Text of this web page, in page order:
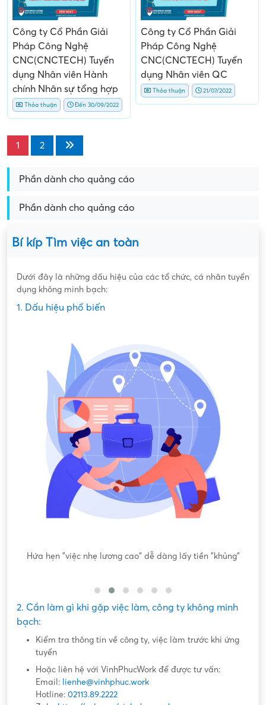
Công ty Cổ Phần Giải
Pháp Công Nghệ
CNC(CNCTECH) Tuyển
dụng Nhân viên Hành
chính Nhân sự tổng hợp
Thỏa thuận Đến 30/09/2022
Công ty Cổ Phần Giải
Pháp Công Nghệ
CNC(CNCTECH) Tuyển
dụng Nhân viên QC
Thỏa thuận 21/07/2022
1 2
Phần dành cho quảng cáo
Phần dành cho quảng cáo
Bí kíp Tìm việc an toàn
Dưới đây là những dấu hiệu của các tổ chức, cá nhân tuyển
dụng không minh bạch:
1. Dấu hiệu phổ biến
Hứa hẹn "việc nhẹ lương cao" dễ dàng lấy tiền "khủng"
2. Cần làm gì khi gặp việc làm, công ty không minh
bạch:
Kiểm tra thông tin về công ty, việc làm trước khi ứng
tuyển
Hoặc liên hệ với VinhPhucWork để được tư vấn:
Email: lienhe@vinhphuc.work
Hotline: 02113.89.2222